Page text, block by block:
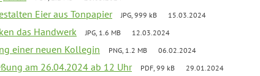
Eier aus Tonpapier JPG, 999 kB 15.03.2024
das Handwerk JPG, 1.6 MB 12.03.2024
einer neuen Kollegin PNG, 1.2 MB 06.02.2024
am 26.04.2024 ab 12 Uhr PDF, 99 kB 29.01.2024